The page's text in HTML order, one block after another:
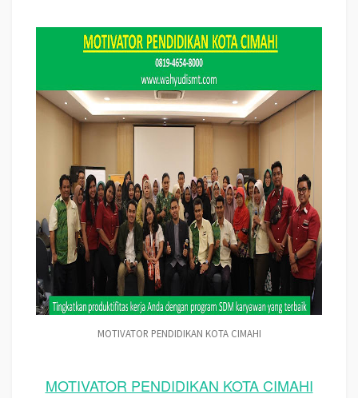
MOTIVATOR PENDIDIKAN KOTA CIMAHI
MOTIVATOR PENDIDIKAN KOTA CIMAHI